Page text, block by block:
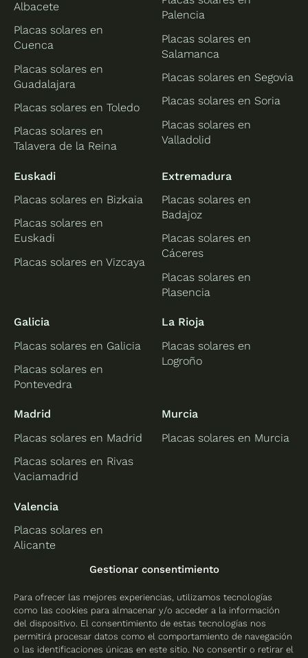
Gestionar consentimiento
Para ofrecer las mejores experiencias, utilizamos tecnologías
como las cookies para almacenar y/o acceder a la información
del dispositivo. El consentimiento de estas tecnologías nos
permitirá procesar datos como el comportamiento de navegación
o las identificaciones únicas en este sitio. No consentir o retirar el
Albacete
Placas solares en
Cuenca
Placas solares en
Guadalajara
Placas solares en Toledo
Placas solares en
Talavera de la Reina
Palencia
Placas solares en
Salamanca
Placas solares en Segovia
Placas solares en Soria
Placas solares en
Valladolid
Euskadi
Placas solares en Bizkaia
Placas solares en
Euskadi
Placas solares en Vizcaya
Extremadura
Placas solares en
Badajoz
Placas solares en
Cáceres
Placas solares en
Plasencia
Galicia
Placas solares en Galicia
Placas solares en
Pontevedra
La Rioja
Placas solares en
Logroño
Madrid
Placas solares en Madrid
Placas solares en Rivas
Vaciamadrid
Murcia
Placas solares en Murcia
Valencia
Placas solares en
Alicante
Placas solares en
Placas solares en
Valencia